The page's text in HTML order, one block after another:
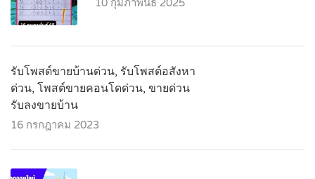
10 กุมภาพันธ์ 2025
รับโพสต์ขายบ้านด่วน, รับโพสต์อสังหา
ด่วน, โพสต์ขายคอนโดด่วน, ขายด่วน
รับลงขายบ้าน
16 กรกฎาคม 2023